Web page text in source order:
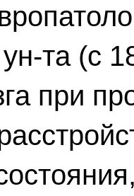
та (с
при